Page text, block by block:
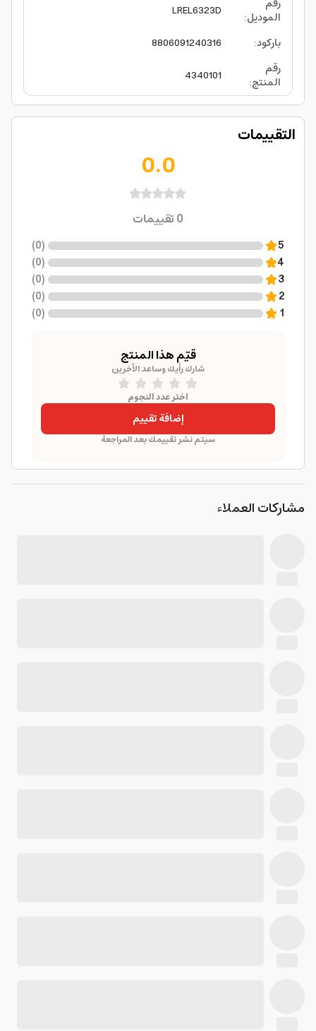
رقم
الموديل:
LREL6323D
باركود:
8806091240316
رقم
المنتج:
4340101
التقييمات
0.0
0تقييمات
5
(
0
)
4
(
0
)
3
(
0
)
2
(
0
)
1
(
0
)
قيّم هذا المنتج
شارك رأيك وساعد الآخرين
اختر عدد النجوم
إضافة تقييم
سيتم نشر تقييمك بعد المراجعة
مشاركات العملاء